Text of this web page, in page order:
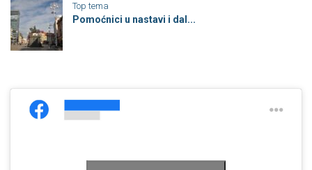
Top tema
Pomoćnici u nastavi i dal...